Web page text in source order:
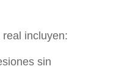
incluyen:
sin